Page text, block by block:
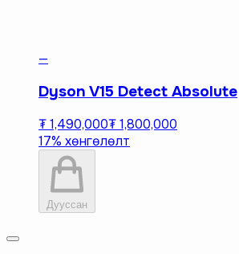
—
Dyson V15 Detect Absolute
₮ 1,490,000₮ 1,800,000
17% хөнгөлөлт
Дууссан